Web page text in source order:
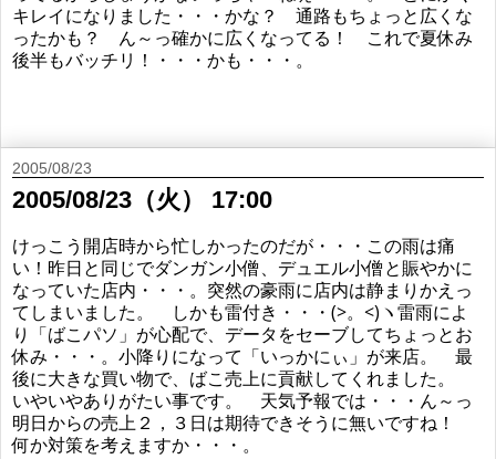
キレイになりました・・・かな？ 通路もちょっと広くな
ったかも？ ん～っ確かに広くなってる！ これで夏休み
後半もバッチリ！・・・かも・・・。
2005/08/23
2005/08/23（火） 17:00
けっこう開店時から忙しかったのだが・・・この雨は痛
い！昨日と同じでダンガン小僧、デュエル小僧と賑やかに
なっていた店内・・・。突然の豪雨に店内は静まりかえっ
てしまいました。 しかも雷付き・・・(>。<)ヽ雷雨によ
り「ばこパソ」が心配で、データをセーブしてちょっとお
休み・・・。小降りになって「いっかにぃ」が来店。 最
後に大きな買い物で、ばこ売上に貢献してくれました。
いやいやありがたい事です。 天気予報では・・・ん～っ
明日からの売上２，３日は期待できそうに無いですね！
何か対策を考えますか・・・。